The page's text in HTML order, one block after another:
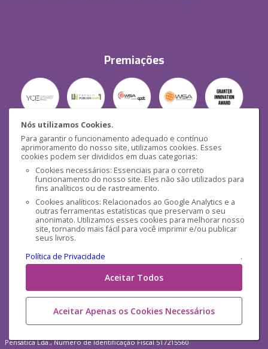
Nós utilizamos Cookies.
Para garantir o funcionamento adequado e contínuo
aprimoramento do nosso site, utilizamos cookies. Esses
cookies podem ser divididos em duas categorias:
Cookies necessários: Essenciais para o correto
funcionamento do nosso site. Eles não são utilizados para
fins analíticos ou de rastreamento.
Cookies analíticos: Relacionados ao Google Analytics e a
outras ferramentas estatísticas que preservam o seu
anonimato. Utilizamos esses cookies para melhorar nosso
site, tornando mais fácil para você imprimir e/ou publicar
seus livros.
Política de Privacidade
.
Aceitar Todos
Aceitar Apenas os Cookies Necessários
Premiações
Segurança
Mídias Sociais
Pensática Lda., Número de Identificação Fiscal 517215560